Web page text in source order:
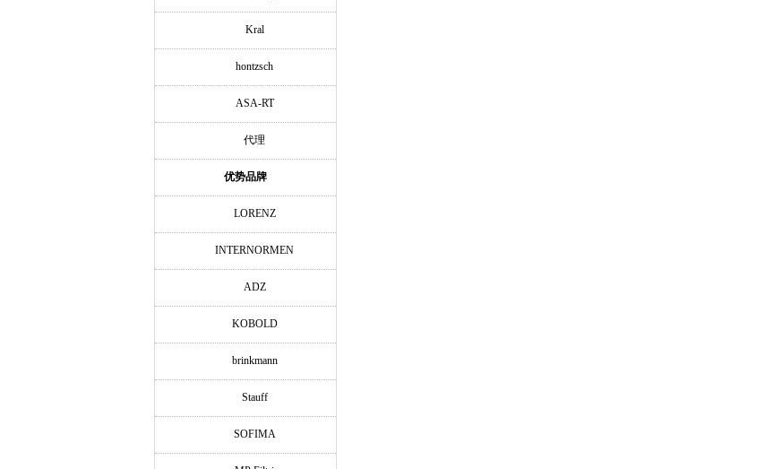
Kral
hontzsch
ASA-RT
代理
优势品牌
LORENZ
INTERNORMEN
ADZ
KOBOLD
brinkmann
Stauff
SOFIMA